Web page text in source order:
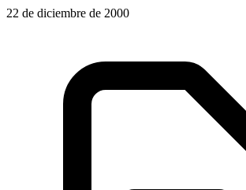
22 de diciembre de 2000